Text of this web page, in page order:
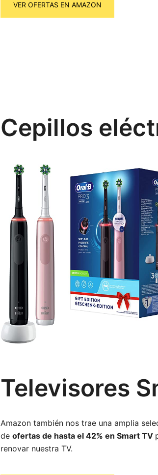
VER OFERTAS EN AMAZON
Cepillos
Televisores
Amazon también nos trae una amplia
de ofertas de hasta el 42% en Smart TV
renovar nuestra TV.